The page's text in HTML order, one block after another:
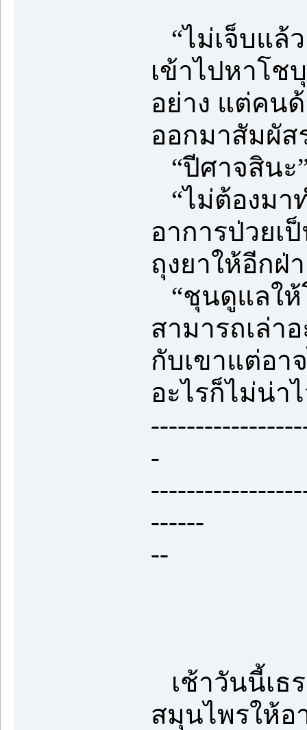
“ไม่เจ็บแล้
เข้าไปหาโช
อย่าง แต่คน
ออกมาสัมผัส
“ปีศาจสินะ
“ไม่ต้องมา
อาการป่วยเ
ถุงยาให้อีกฝ่
“ชุนดูแลให้
สามารถเล่า
กับเขาแต่อา
อะไรก็ไม่น่า
-
------
--
เช้าวันนี้เธ
สมุนไพรให้อ